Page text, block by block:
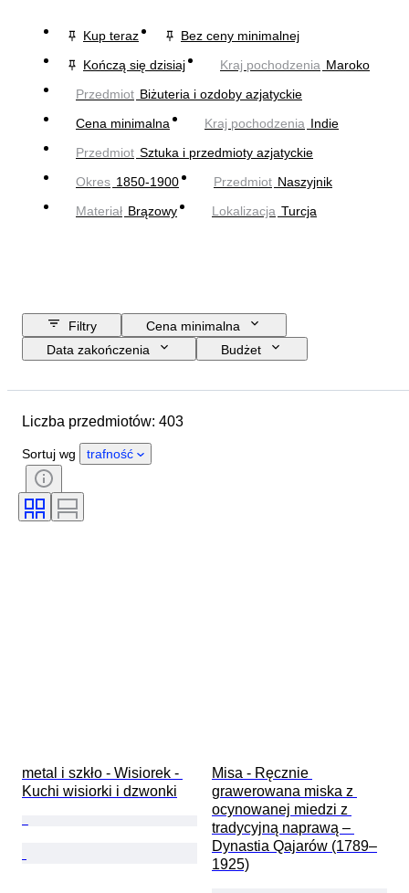
Kup teraz
Bez ceny minimalnej
Kończą się dzisiaj
Kraj pochodzenia Maroko
Przedmiot Biżuteria i ozdoby azjatyckie
Cena minimalna
Kraj pochodzenia Indie
Przedmiot Sztuka i przedmioty azjatyckie
Okres 1850-1900 Przedmiot Naszyjnik
Materiał Brązowy Lokalizacja Turcja
Filtry
Cena minimalna
Data zakończenia
Budżet
Kraj pochodzenia
Stan
Kamień
Tematyka
Podpis
Liczba przedmiotów: 403
Sortuj wg trafność
metal i szkło - Wisiorek -
Kuchi wisiorki i dzwonki
Misa - Ręcznie
grawerowana miska z
ocynowanej miedzi z
tradycyjną naprawą –
Dynastia Qajarów (1789–
1925)